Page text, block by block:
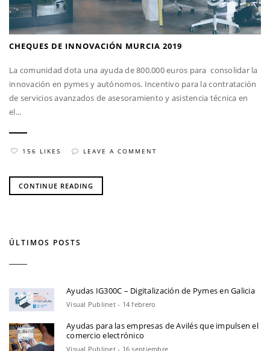
CHEQUES DE INNOVACIÓN MURCIA 2019
La comunidad dota una ayuda de 800.000 euros para consolidar la
innovación en pymes y autónomos. Incentivo para la contratación
de servicios avanzados de asesoramiento y asistencia técnica en
el...
156 LIKES LEAVE A COMMENT
CONTINUE READING
ÚLTIMOS POSTS
Ayudas IG300C – Digitalización de Pymes en Galicia
Visual Publinet - 14 febrero
Ayudas para las empresas de Avilés que impulsen el
comercio electrónico
Visual Publinet - 16 septiembre